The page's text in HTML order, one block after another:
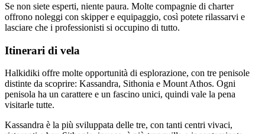
Se non siete esperti, niente paura. Molte compagnie di charter
offrono noleggi con skipper e equipaggio, così potete rilassarvi e
lasciare che i professionisti si occupino di tutto.
Itinerari di vela
Halkidiki offre molte opportunità di esplorazione, con tre penisole
distinte da scoprire: Kassandra, Sithonia e Mount Athos. Ogni
penisola ha un carattere e un fascino unici, quindi vale la pena
visitarle tutte.
Kassandra è la più sviluppata delle tre, con tanti centri vivaci,